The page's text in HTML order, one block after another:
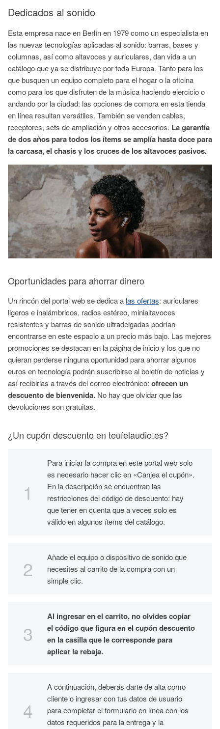
Dedicados al sonido
Esta empresa nace en Berlín en 1979 como un especialista en
las nuevas tecnologías aplicadas al sonido: barras, bases y
columnas, así como altavoces y auriculares, dan vida a un
catálogo que ya se distribuye por toda Europa. Tanto para los
que busquen un equipo completo para el hogar o la oficina
como para los que disfruten de la música haciendo ejercicio o
andando por la ciudad: las opciones de compra en esta tienda
en línea resultan versátiles. También se venden cables,
receptores, sets de ampliación y otros accesorios. La garantía
de dos años para todos los ítems se amplía hasta doce para
la carcasa, el chasis y los cruces de los altavoces pasivos.
Oportunidades para ahorrar dinero
Un rincón del portal web se dedica a las ofertas: auriculares
ligeros e inalámbricos, radios estéreo, minialtavoces
resistentes y barras de sonido ultradelgadas podrían
encontrarse en este espacio a un precio más bajo. Las mejores
promociones se destacan en la página de inicio y los que no
quieran perderse ninguna oportunidad para ahorrar algunos
euros en tecnología podrán suscribirse al boletín de noticias y
así recibirlas a través del correo electrónico: ofrecen un
descuento de bienvenida. No hay que olvidar que las
devoluciones son gratuitas.
¿Un cupón descuento en teufelaudio.es?
Para iniciar la compra en este portal web solo
es necesario hacer clic en «Canjea el cupón».
En la descripción se encuentran las
restricciones del código de descuento: hay
que tener en cuenta que a veces solo es
válido en algunos ítems del catálogo.
Añade el equipo o dispositivo de sonido que
necesites al carrito de la compra con un
simple clic.
Al ingresar en el carrito, no olvides copiar
el código que figura en el cupón descuento
en la casilla que le corresponde para
aplicar la rebaja.
A continuación, deberás darte de alta como
cliente o ingresar con tus datos de usuario
para completar el formulario en línea con los
datos requeridos para la entrega y la